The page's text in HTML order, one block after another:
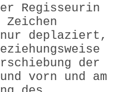
Regisseurin
deplaziert,
der
vorn und am